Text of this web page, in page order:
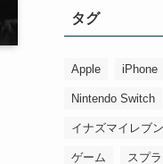
タグ
Apple iPhone
Nintendo Switch
イナズマイレブン
ゲーム スプ